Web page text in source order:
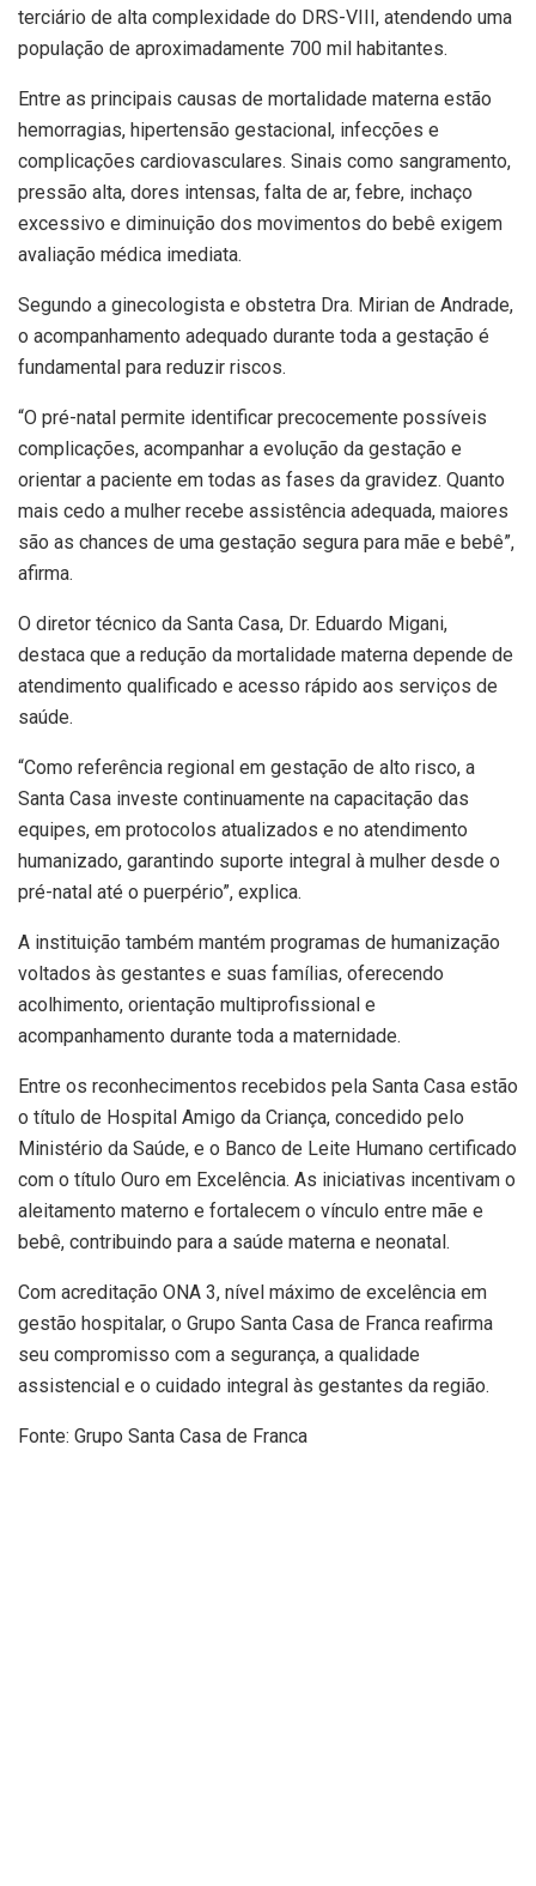
terciário de alta complexidade do DRS-VIII, atendendo uma
população de aproximadamente 700 mil habitantes.
Entre as principais causas de mortalidade materna estão
hemorragias, hipertensão gestacional, infecções e
complicações cardiovasculares. Sinais como sangramento,
pressão alta, dores intensas, falta de ar, febre, inchaço
excessivo e diminuição dos movimentos do bebê exigem
avaliação médica imediata.
Segundo a ginecologista e obstetra Dra. Mirian de Andrade,
o acompanhamento adequado durante toda a gestação é
fundamental para reduzir riscos.
“O pré-natal permite identificar precocemente possíveis
complicações, acompanhar a evolução da gestação e
orientar a paciente em todas as fases da gravidez. Quanto
mais cedo a mulher recebe assistência adequada, maiores
são as chances de uma gestação segura para mãe e bebê”,
afirma.
O diretor técnico da Santa Casa, Dr. Eduardo Migani,
destaca que a redução da mortalidade materna depende de
atendimento qualificado e acesso rápido aos serviços de
saúde.
“Como referência regional em gestação de alto risco, a
Santa Casa investe continuamente na capacitação das
equipes, em protocolos atualizados e no atendimento
humanizado, garantindo suporte integral à mulher desde o
pré-natal até o puerpério”, explica.
A instituição também mantém programas de humanização
voltados às gestantes e suas famílias, oferecendo
acolhimento, orientação multiprofissional e
acompanhamento durante toda a maternidade.
Entre os reconhecimentos recebidos pela Santa Casa estão
o título de Hospital Amigo da Criança, concedido pelo
Ministério da Saúde, e o Banco de Leite Humano certificado
com o título Ouro em Excelência. As iniciativas incentivam o
aleitamento materno e fortalecem o vínculo entre mãe e
bebê, contribuindo para a saúde materna e neonatal.
Com acreditação ONA 3, nível máximo de excelência em
gestão hospitalar, o Grupo Santa Casa de Franca reafirma
seu compromisso com a segurança, a qualidade
assistencial e o cuidado integral às gestantes da região.
Fonte: Grupo Santa Casa de Franca